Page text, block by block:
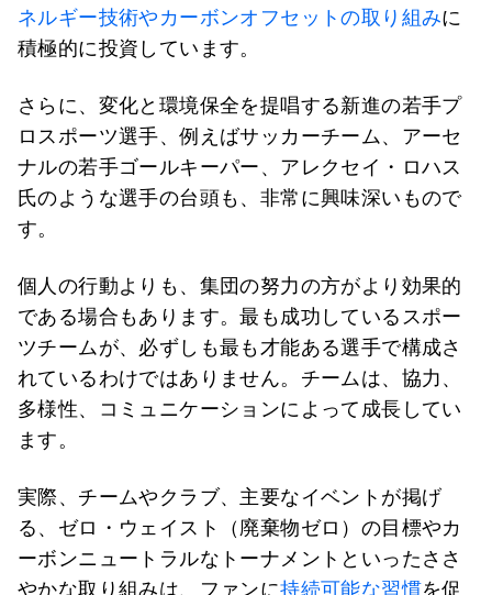
ネルギー技術やカーボンオフセットの取り組みに
積極的に投資しています。
さらに、変化と環境保全を提唱する新進の若手プ
ロスポーツ選手、例えばサッカーチーム、アーセ
ナルの若手ゴールキーパー、アレクセイ・ロハス
氏のような選手の台頭も、非常に興味深いもので
す。
個人の行動よりも、集団の努力の方がより効果的
である場合もあります。最も成功しているスポー
ツチームが、必ずしも最も才能ある選手で構成さ
れているわけではありません。チームは、協力、
多様性、コミュニケーションによって成長してい
ます。
実際、チームやクラブ、主要なイベントが掲げ
る、ゼロ・ウェイスト（廃棄物ゼロ）の目標やカ
ーボンニュートラルなトーナメントといったささ
やかな取り組みは、ファンに持続可能な習慣を促